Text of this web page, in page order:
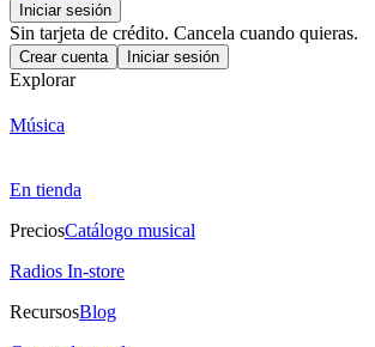
Iniciar sesión
Sin tarjeta de crédito. Cancela cuando quieras.
Crear cuenta Iniciar sesión
Explorar
Música
En tienda
PreciosCatálogo musical
Radios In-store
RecursosBlog